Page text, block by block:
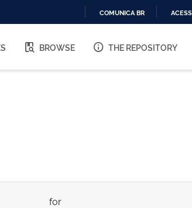
O
COMUNICA BR
BROWSE THE REPOSITORY
for